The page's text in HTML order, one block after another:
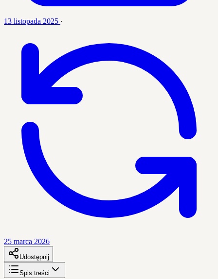
13 listopada 2025 ·
25 marca 2026
Udostępnij
Spis treści